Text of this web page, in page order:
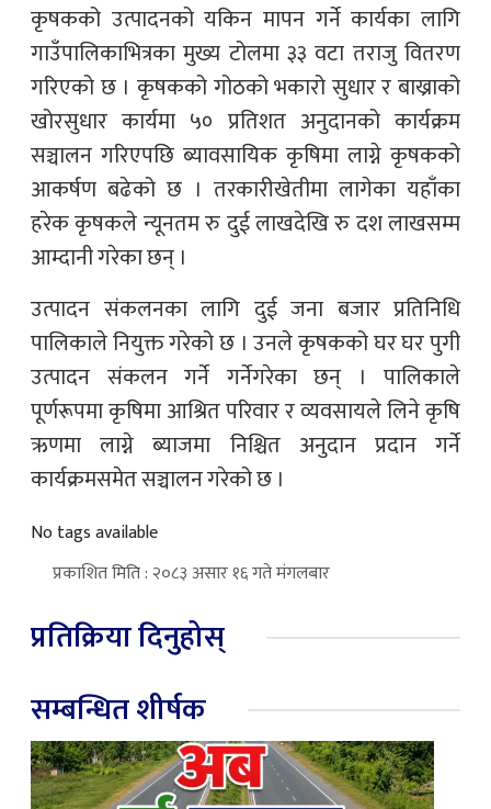
कृषकको उत्पादनको यकिन मापन गर्ने कार्यका लागि
गाउँपालिकाभित्रका मुख्य टोलमा ३३ वटा तराजु वितरण
गरिएको छ । कृषकको गोठको भकारो सुधार र बाख्राको
खोरसुधार कार्यमा ५० प्रतिशत अनुदानको कार्यक्रम
सञ्चालन गरिएपछि ब्यावसायिक कृषिमा लाग्ने कृषकको
आकर्षण बढेको छ । तरकारीखेतीमा लागेका यहाँका
हरेक कृषकले न्यूनतम रु दुई लाखदेखि रु दश लाखसम्म
आम्दानी गरेका छन् ।
उत्पादन संकलनका लागि दुई जना बजार प्रतिनिधि
पालिकाले नियुक्त गरेको छ । उनले कृषकको घर घर पुगी
उत्पादन संकलन गर्ने गर्नेगरेका छन् । पालिकाले
पूर्णरूपमा कृषिमा आश्रित परिवार र व्यवसायले लिने कृषि
ऋणमा लाग्ने ब्याजमा निश्चित अनुदान प्रदान गर्ने
कार्यक्रमसमेत सञ्चालन गरेको छ ।
No tags available
प्रकाशित मिति : २०८३ असार १६ गते मंगलबार
प्रतिक्रिया दिनुहोस्
सम्बन्धित शीर्षक